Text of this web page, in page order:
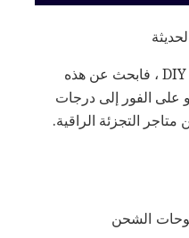
إذا كنت من النوع الذي يعمل بتقنية DIY ، فابحث عن هذه
على الفور إلى درجات
التجزئة الراقية.
الشحن